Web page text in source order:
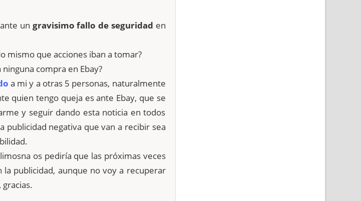
un gravisimo fallo de seguridad en
mismo que acciones iban a tomar?
compra en Ebay?
a mi y a otras 5 personas, naturalmente
quien tengo queja es ante Ebay, que se
y seguir dando esta noticia en todos
publicidad negativa que van a recibir sea
os pediría que las próximas veces
publicidad, aunque no voy a recuperar